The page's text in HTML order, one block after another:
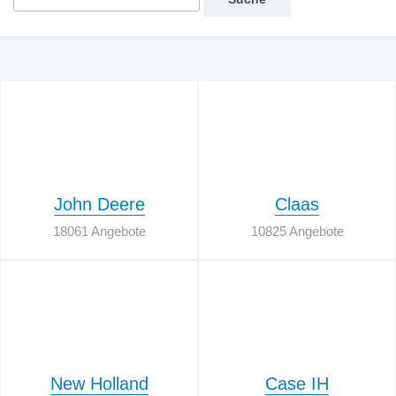
John Deere
18061 Angebote
Claas
10825 Angebote
New Holland Case IH